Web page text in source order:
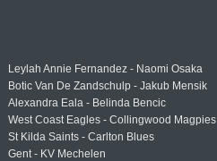
Leylah Annie Fernandez - Naomi Osaka
Botic Van De Zandschulp - Jakub Mensik
Alexandra Eala - Belinda Bencic
West Coast Eagles - Collingwood Magpies
St Kilda Saints - Carlton Blues
Gent - KV Mechelen